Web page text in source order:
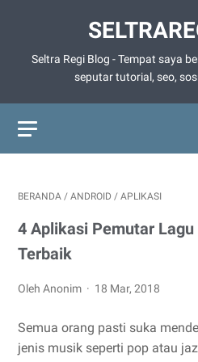
Seltra Regi Blog - Tempat saya
seputar tutorial, seo,
BERANDA / ANDROID / APLIKASI
4 Aplikasi Pemutar Lagu
Terbaik
Oleh Anonim 18 Mar, 2018
Semua orang pasti suka
jenis musik seperti pop atau